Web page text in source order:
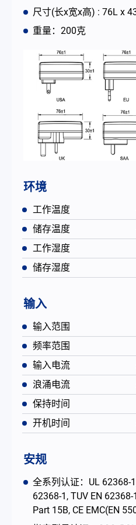
尺寸(长x宽x高) : 76L x
重量：200克
环境
工作温度
储存温度
工作湿度
储存湿度
输入
输入范围
频率范围
输入电流
浪涌电流
保持时间
开机时间
安规
全系列认证：UL 62368-
62368-1, TUV EN 62368-
Part 15B, CE EMC(EN